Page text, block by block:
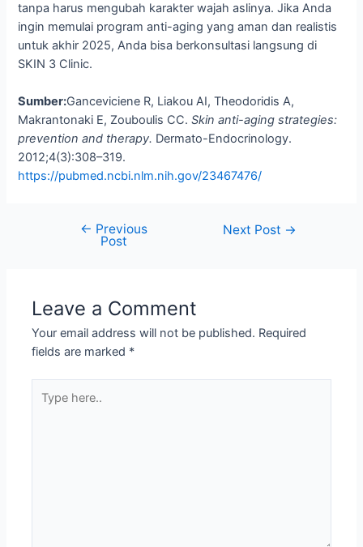
tanpa harus mengubah karakter wajah aslinya. Jika Anda
ingin memulai program anti-aging yang aman dan realistis
untuk akhir 2025, Anda bisa berkonsultasi langsung di
SKIN 3 Clinic.
Sumber:Ganceviciene R, Liakou AI, Theodoridis A,
Makrantonaki E, Zouboulis CC.Skin anti-aging strategies:
prevention and therapy. Dermato-Endocrinology.
2012;4(3):308–319.
https://pubmed.ncbi.nlm.nih.gov/23467476/
← Previous
Post
Next Post →
Leave a Comment
Your email address will not be published. Required
fields are marked *